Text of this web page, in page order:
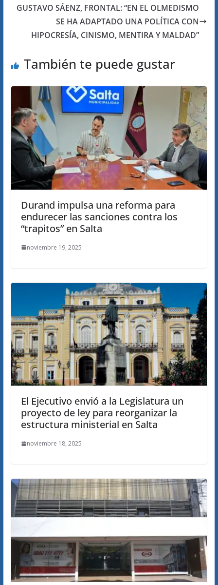
GUSTAVO SÁENZ, FRONTAL: “EN EL OLMEDISMO
SE HA ADAPTADO UNA POLÍTICA CON
HIPOCRESÍA, CINISMO, MENTIRA Y MALDAD”
También te puede gustar
Durand impulsa una reforma para
endurecer las sanciones contra los
“trapitos” en Salta
noviembre 19, 2025
El Ejecutivo envió a la Legislatura un
proyecto de ley para reorganizar la
estructura ministerial en Salta
noviembre 18, 2025